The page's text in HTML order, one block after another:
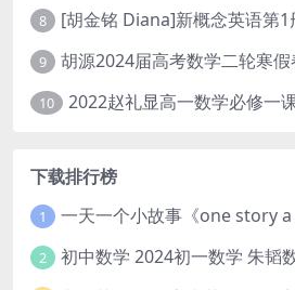
8
9
10
下载排行榜
1
2